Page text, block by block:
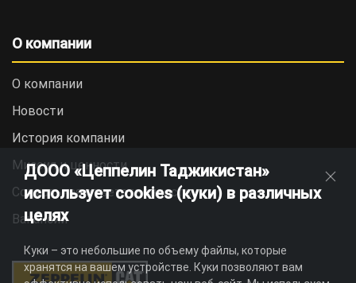
О компании
О компании
Новости
История компании
Миссия и ценности
Социальная ответственность
Вакансии
ДООО «Цеппелин Таджикистан»
использует cookies (куки) в различных
целях
Куки – это небольшие по объему файлы, которые
хранятся на вашем устройстве. Куки позволяют вам